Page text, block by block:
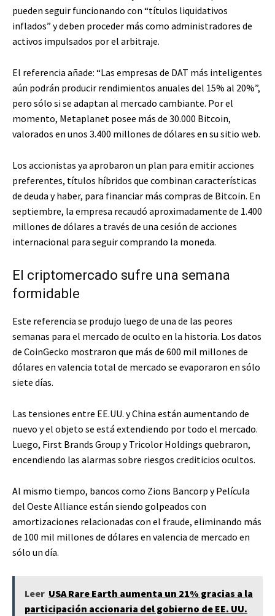
pueden seguir funcionando con “títulos liquidativos
inflados” y deben proceder más como administradores de
activos impulsados ​​por el arbitraje.
El referencia añade: “Las empresas de DAT más inteligentes
aún podrán producir rendimientos anuales del 15% al ​​20%”,
pero sólo si se adaptan al mercado cambiante. Por el
momento, Metaplanet posee más de 30.000 Bitcoin,
valorados en unos 3.400 millones de dólares en su sitio web.
Los accionistas ya aprobaron un plan para emitir acciones
preferentes, títulos híbridos que combinan características
de deuda y haber, para financiar más compras de Bitcoin. En
septiembre, la empresa recaudó aproximadamente de 1.400
millones de dólares a través de una cesión de acciones
internacional para seguir comprando la moneda.
El criptomercado sufre una semana
formidable
Este referencia se produjo luego de una de las peores
semanas para el mercado de oculto en la historia. Los datos
de CoinGecko mostraron que más de 600 mil millones de
dólares en valencia total de mercado se evaporaron en sólo
siete días.
Las tensiones entre EE.UU. y China están aumentando de
nuevo y el objeto se está extendiendo por todo el mercado.
Luego, First Brands Group y Tricolor Holdings quebraron,
encendiendo las alarmas sobre riesgos crediticios ocultos.
Al mismo tiempo, bancos como Zions Bancorp y Película
del Oeste Alliance están siendo golpeados con
amortizaciones relacionadas con el fraude, eliminando más
de 100 mil millones de dólares en valencia de mercado en
sólo un día.
Leer USA Rare Earth aumenta un 21% gracias a la
participación accionaria del gobierno de EE. UU.